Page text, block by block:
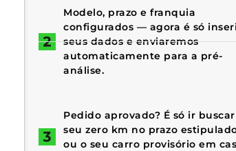
Modelo, prazo e franquia
configurados — agora é só
seus dados e enviaremos
automaticamente para a pré-
análise.
Pedido aprovado? É só ir
seu zero km no prazo
ou o seu carro provisório em